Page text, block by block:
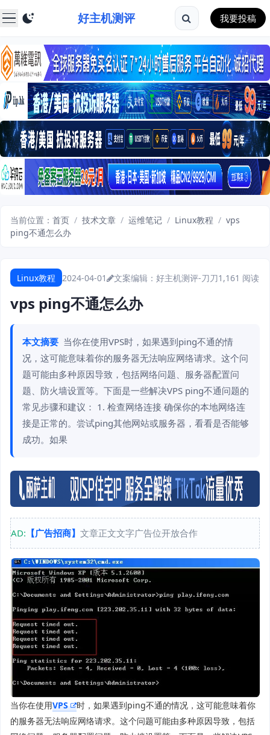
好主机测评 我要投稿
当前位置： 首页 / 技术文章 / 运维笔记 / Linux教程 / vps
ping不通怎么办
Linux教程 2024-04-01 文案编辑：好主机测评-刀刀1,161 阅读
vps ping不通怎么办
本文摘要 当你在使用VPS时，如果遇到ping不通的情
况，这可能意味着你的服务器无法响应网络请求。这个问
题可能由多种原因导致，包括网络问题、服务器配置问
题、防火墙设置等。下面是一些解决VPS ping不通问题的
常见步骤和建议： 1. 检查网络连接 确保你的本地网络连
接是正常的。尝试ping其他网站或服务器，看看是否能够
成功。如果
AD: 【广告招商】 文章正文文字广告位开放合作
当你在使用VPS
时，如果遇到ping不通的情况，这可能意味着你
的服务器无法响应网络请求。这个问题可能由多种原因导致，包括